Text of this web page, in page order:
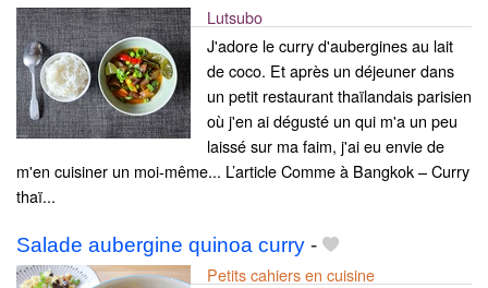
Lutsubo
J'adore le curry d'aubergines au lait
de coco. Et après un déjeuner dans
un petit restaurant thaïlandais parisien
où j'en ai dégusté un qui m'a un peu
laissé sur ma faim, j'ai eu envie de
m'en cuisiner un moi-même... L’article Comme à Bangkok – Curry
thaï...
Salade aubergine quinoa curry -
Petits cahiers en cuisine